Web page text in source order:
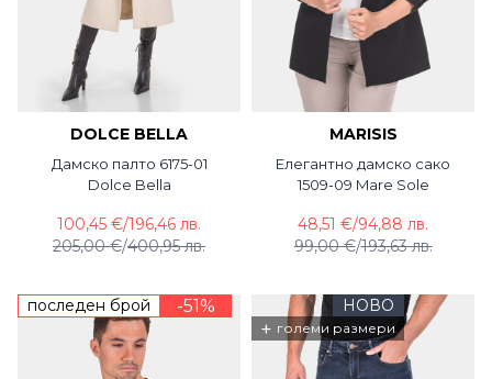
DOLCE BELLA
Дамско палто 6175-01
Dolce Bella
205,00 €/400,95 лв.
100,45 €/196,46 лв.
MARISIS
Елегантно дамско сако
1509-09 Mare Sole
99,00 €/193,63 лв.
48,51 €/94,88 лв.
последен брой -51% НОВО
+ големи размери